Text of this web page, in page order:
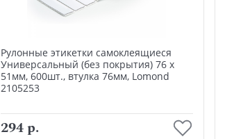
Рулонные этикетки самоклеящиеся
Универсальный (без покрытия) 76 х
51мм, 600шт., втулка 76мм, Lomond
2105253
294 р.